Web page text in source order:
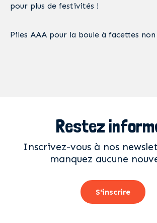
pour plus de festivités !
Piles AAA pour la boule à facettes non
Restez
Inscrivez-vous à nos
manquez aucune
S'inscrire